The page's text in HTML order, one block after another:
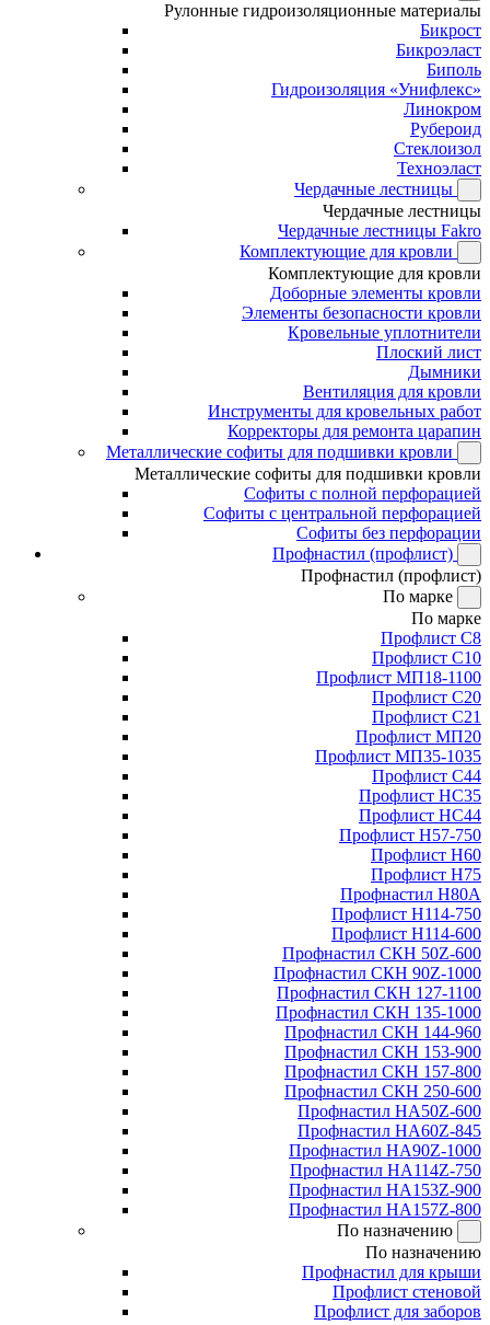
Рулонные гидроизоляционные материалы
Бикрост
Бикроэласт
Биполь
Гидроизоляция «Унифлекс»
Линокром
Рубероид
Стеклоизол
Техноэласт
Чердачные лестницы
Чердачные лестницы
Чердачные лестницы Fakro
Комплектующие для кровли
Комплектующие для кровли
Доборные элементы кровли
Элементы безопасности кровли
Кровельные уплотнители
Плоский лист
Дымники
Вентиляция для кровли
Инструменты для кровельных работ
Корректоры для ремонта царапин
Металлические софиты для подшивки кровли
Металлические софиты для подшивки кровли
Софиты с полной перфорацией
Софиты с центральной перфорацией
Софиты без перфорации
Профнастил (профлист)
Профнастил (профлист)
По марке
По марке
Профлист С8
Профлист С10
Профлист МП18-1100
Профлист С20
Профлист С21
Профлист МП20
Профлист МП35-1035
Профлист С44
Профлист НС35
Профлист НС44
Профлист Н57-750
Профлист Н60
Профлист Н75
Профнастил Н80А
Профлист Н114-750
Профлист Н114-600
Профнастил СКН 50Z-600
Профнастил СКН 90Z-1000
Профнастил СКН 127-1100
Профнастил СКН 135-1000
Профнастил СКН 144-960
Профнастил СКН 153-900
Профнастил СКН 157-800
Профнастил СКН 250-600
Профнастил НА50Z-600
Профнастил НА60Z-845
Профнастил НА90Z-1000
Профнастил НА114Z-750
Профнастил НА153Z-900
Профнастил НА157Z-800
По назначению
По назначению
Профнастил для крыши
Профлист стеновой
Профлист для заборов